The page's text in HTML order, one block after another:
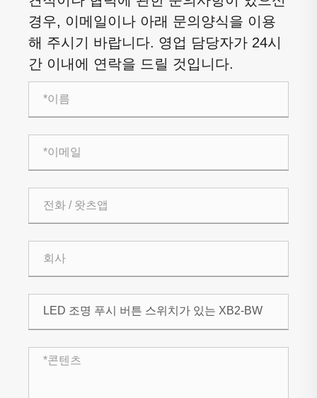
경우, 이메일이나 아래 문의양식을 이용
해 주시기 바랍니다. 영업 담당자가 24시
간 이내에 연락을 드릴 것입니다.